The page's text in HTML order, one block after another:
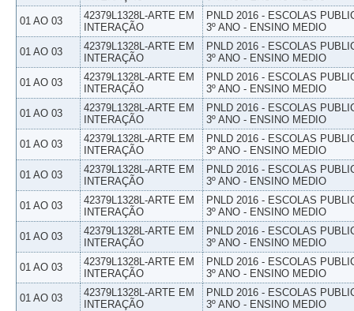
01 AO 03
42379L1328L-ARTE EM
INTERAÇÃO
PNLD 2016 - ESCOLAS
3º ANO - ENSINO MEDIO
01 AO 03
42379L1328L-ARTE EM
INTERAÇÃO
PNLD 2016 - ESCOLAS
3º ANO - ENSINO MEDIO
01 AO 03
42379L1328L-ARTE EM
INTERAÇÃO
PNLD 2016 - ESCOLAS
3º ANO - ENSINO MEDIO
01 AO 03
42379L1328L-ARTE EM
INTERAÇÃO
PNLD 2016 - ESCOLAS
3º ANO - ENSINO MEDIO
01 AO 03
42379L1328L-ARTE EM
INTERAÇÃO
PNLD 2016 - ESCOLAS
3º ANO - ENSINO MEDIO
01 AO 03
42379L1328L-ARTE EM
INTERAÇÃO
PNLD 2016 - ESCOLAS
3º ANO - ENSINO MEDIO
01 AO 03
42379L1328L-ARTE EM
INTERAÇÃO
PNLD 2016 - ESCOLAS
3º ANO - ENSINO MEDIO
01 AO 03
42379L1328L-ARTE EM
INTERAÇÃO
PNLD 2016 - ESCOLAS
3º ANO - ENSINO MEDIO
01 AO 03
42379L1328L-ARTE EM
INTERAÇÃO
PNLD 2016 - ESCOLAS
3º ANO - ENSINO MEDIO
01 AO 03
42379L1328L-ARTE EM
INTERAÇÃO
PNLD 2016 - ESCOLAS
3º ANO - ENSINO MEDIO